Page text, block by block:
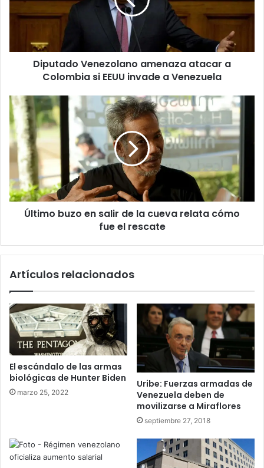
Colombia
invade
Venezuela
Diputado Venezolano amenaza atacar a
Colombia si EEUU invade a Venezuela
Último
buzo
en
salir
de
la
cueva
relata
cómo
Último buzo en salir de la cueva relata cómo
fue el rescate
Artículos relacionados
El escándalo de las armas
biológicas de Hunter Biden
marzo 25, 2022
Uribe: Fuerzas armadas de
Venezuela deben de
movilizarse a Miraflores
septiembre 27, 2018